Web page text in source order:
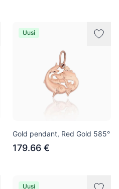
Uusi
Gold pendant, Red Gold 585°
179.66 €
Uusi